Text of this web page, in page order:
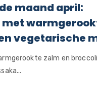
maand april:
vegetarische
zalm en